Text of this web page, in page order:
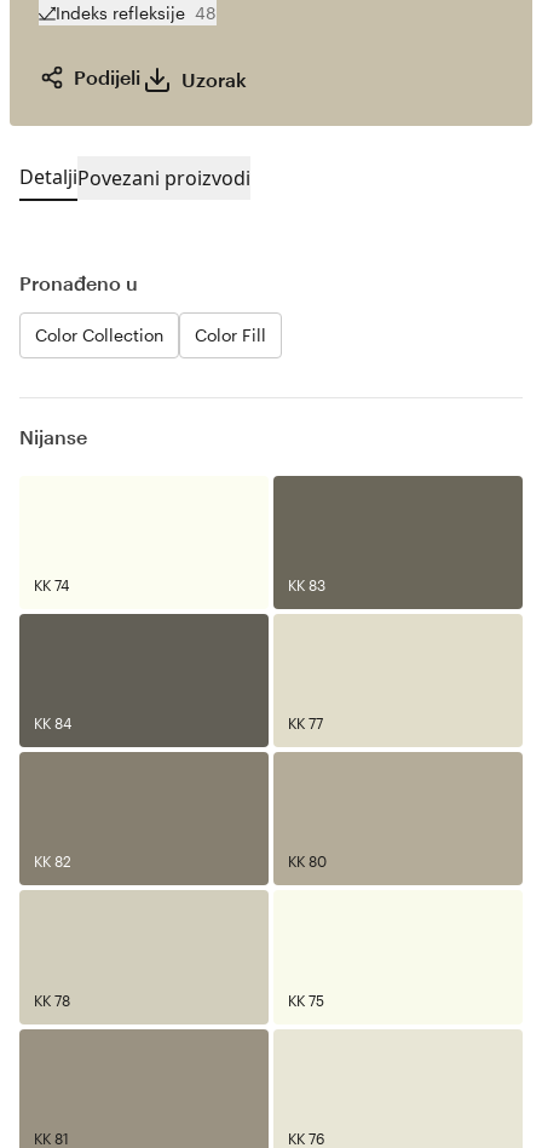
Indeks refleksije 48
Podijeli Uzorak
DetaljiPovezani proizvodi
Pronađeno u
Color Collection Color Fill
Nijanse
KK 74 KK 83
KK 84 KK 77
KK 82 KK 80
KK 78 KK 75
KK 81 KK 76